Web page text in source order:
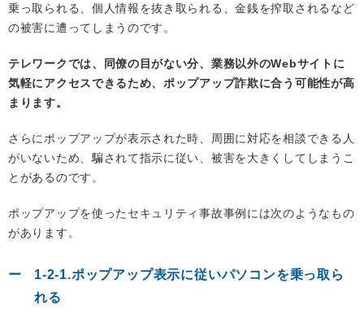
乗っ取られる、個人情報を抜き取られる、金銭を搾取されるなど
の被害に遭ってしまうのです。
テレワークでは、同僚の目がない分、業務以外のWebサイトに
気軽にアクセスできるため、ポップアップ詐欺に合う可能性が高
まります。
さらにポップアップが表示された時、周囲に対応を相談できる人
がいないため、騙されて指示に従い、被害を大きくしてしまうこ
とがあるのです。
ポップアップを使ったセキュリティ事故事例には次のようなもの
があります。
1-2-1.ポップアップ表示に従いパソコンを乗っ取ら
れる